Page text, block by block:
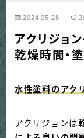
2024.05.28
アクリジョ
乾燥時間・
水性塗料のアク
アクリジョンは